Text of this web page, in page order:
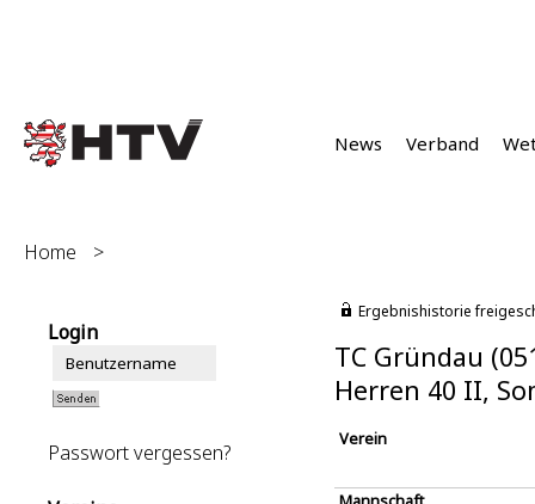
News Verband
Home >
Login
Passwort vergessen?
Ergebnishistorie
TC Gründau
Herren 40 II,
Verein